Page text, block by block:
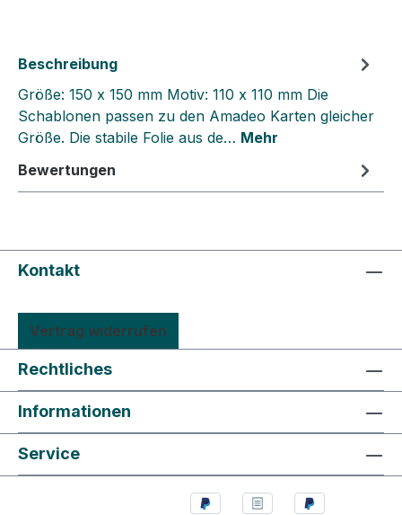
Beschreibung
Größe: 150 x 150 mm Motiv: 110 x 110 mm Die
Schablonen passen zu den Amadeo Karten gleicher
Größe. Die stabile Folie aus de… Mehr
Bewertungen
Kontakt
Vertrag widerrufen
Rechtliches
Informationen
Service